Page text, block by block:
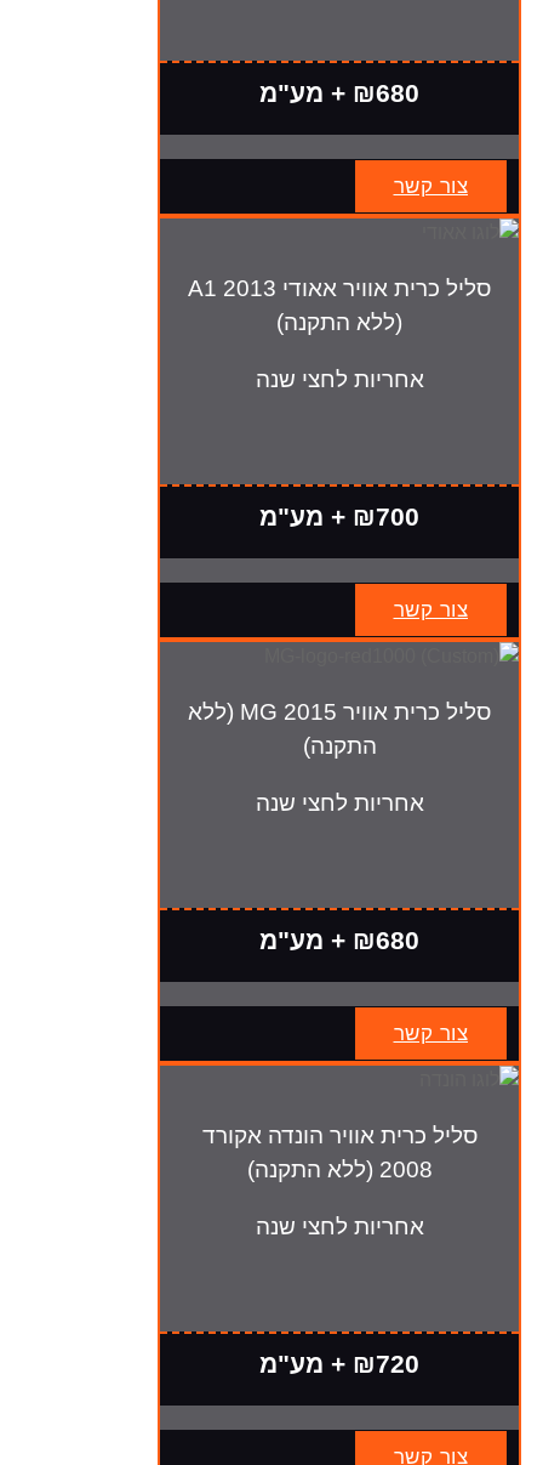
₪680 + מע"מ
צור קשר
סליל כרית אוויר אאודי A1 2013
(ללא התקנה)
אחריות לחצי שנה
₪700 + מע"מ
צור קשר
סליל כרית אוויר MG 2015 (ללא
התקנה)
אחריות לחצי שנה
₪680 + מע"מ
צור קשר
סליל כרית אוויר הונדה אקורד
2008 (ללא התקנה)
אחריות לחצי שנה
₪720 + מע"מ
צור קשר